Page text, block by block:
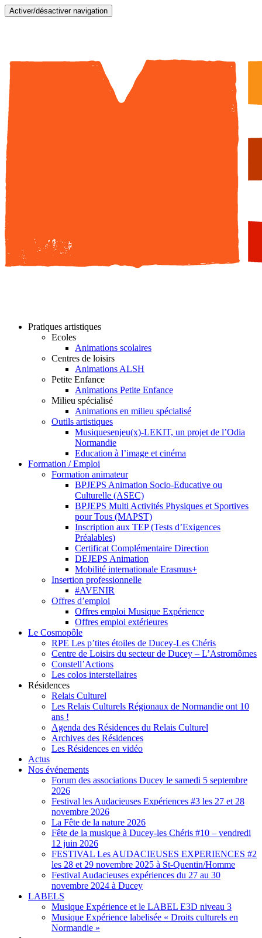
Activer/désactiver navigation
Pratiques artistiques
Ecoles
Animations scolaires
Centres de loisirs
Animations ALSH
Petite Enfance
Animations Petite Enfance
Milieu spécialisé
Animations en milieu spécialisé
Outils artistiques
Musiquesenjeu(x)-LEKIT, un projet de l’Odia
Normandie
Education à l’image et cinéma
Formation / Emploi
Formation animateur
BPJEPS Animation Socio-Educative ou
Culturelle (ASEC)
BPJEPS Multi Activités Physiques et Sportives
pour Tous (MAPST)
Inscription aux TEP (Tests d’Exigences
Préalables)
Certificat Complémentaire Direction
DEJEPS Animation
Mobilité internationale Erasmus+
Insertion professionnelle
#AVENIR
Offres d’emploi
Offres emploi Musique Expérience
Offres emploi extérieures
Le Cosmopôle
RPE Les p’tites étoiles de Ducey-Les Chéris
Centre de Loisirs du secteur de Ducey – L’Astromômes
Constell’Actions
Les colos interstellaires
Résidences
Relais Culturel
Les Relais Culturels Régionaux de Normandie ont 10
ans !
Agenda des Résidences du Relais Culturel
Archives des Résidences
Les Résidences en vidéo
Actus
Nos événements
Forum des associations Ducey le samedi 5 septembre
2026
Festival les Audacieuses Expériences #3 les 27 et 28
novembre 2026
La Fête de la nature 2026
Fête de la musique à Ducey-les Chéris #10 – vendredi
12 juin 2026
FESTIVAL Les AUDACIEUSES EXPERIENCES #2
les 28 et 29 novembre 2025 à St-Quentin/Homme
Festival Audacieuses expériences du 27 au 30
novembre 2024 à Ducey
LABELS
Musique Expérience et le LABEL E3D niveau 3
Musique Expérience labelisée « Droits culturels en
Normandie »